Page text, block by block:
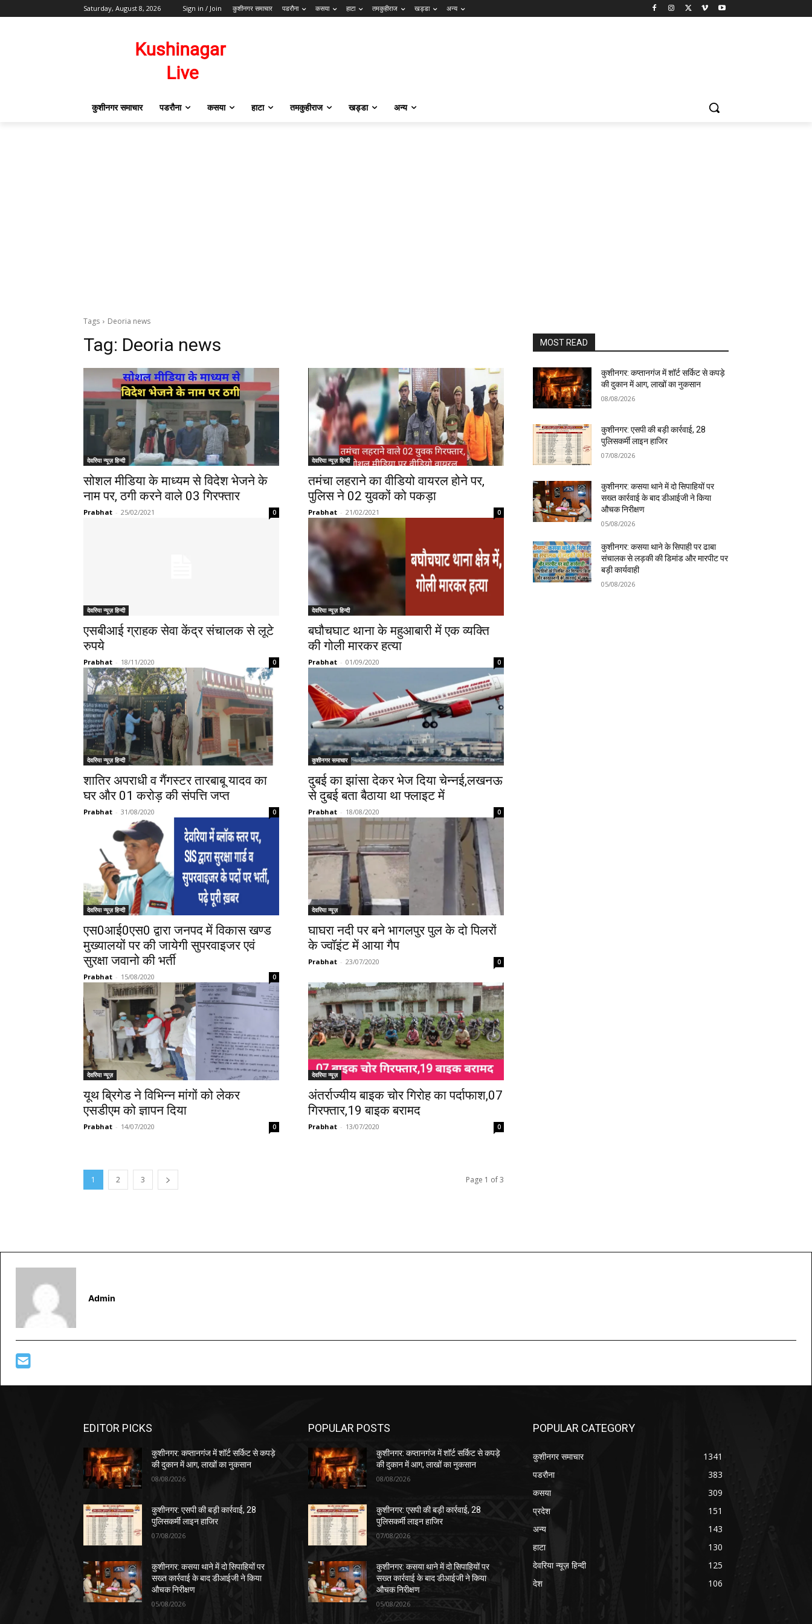
Saturday, August 8, 2026 Sign in / Join कुशीनगर समाचार पडरौना कसया हाटा तमकुहीराज खड्डा अन्य
कुशीनगर समाचार पडरौना कसया हाटा तमकुहीराज खड्डा अन्य
Tags Deoria news
Tag: Deoria news
देवरिया न्यूज़ हिन्दी
सोशल मीडिया के माध्यम से विदेश भेजने के
नाम पर, ठगी करने वाले 03 गिरफ्तार
Prabhat - 25/02/2021 0
देवरिया न्यूज़ हिन्दी
तमंचा लहराने का वीडियो वायरल होने पर,
पुलिस ने 02 युवकों को पकड़ा
Prabhat - 21/02/2021 0
देवरिया न्यूज़ हिन्दी
एसबीआई ग्राहक सेवा केंद्र संचालक से लूटे
रुपये
Prabhat - 18/11/2020 0
देवरिया न्यूज़ हिन्दी
बघौचघाट थाना के महुआबारी में एक व्यक्ति
की गोली मारकर हत्या
Prabhat - 01/09/2020 0
देवरिया न्यूज़ हिन्दी
शातिर अपराधी व गैंगस्टर तारबाबू यादव का
घर और 01 करोड़ की संपत्ति जप्त
Prabhat - 31/08/2020 0
कुशीनगर समाचार
दुबई का झांसा देकर भेज दिया चेन्नई,लखनऊ
से दुबई बता बैठाया था फ्लाइट में
Prabhat - 18/08/2020 0
देवरिया न्यूज़ हिन्दी
एस0आई0एस0 द्वारा जनपद में विकास खण्ड
मुख्यालयों पर की जायेगी सुपरवाइजर एवं
सुरक्षा जवानो की भर्ती
Prabhat - 15/08/2020 0
देवरिया न्यूज़
घाघरा नदी पर बने भागलपुर पुल के दो पिलरों
के ज्वॉइंट में आया गैप
Prabhat - 23/07/2020 0
देवरिया न्यूज़
यूथ ब्रिगेड ने विभिन्न मांगों को लेकर
एसडीएम को ज्ञापन दिया
Prabhat - 14/07/2020 0
देवरिया न्यूज़
अंतर्राज्यीय बाइक चोर गिरोह का पर्दाफाश,07
गिरफ्तार,19 बाइक बरामद
Prabhat - 13/07/2020 0
1 2 3 Page 1 of 3
MOST READ
कुशीनगर: कप्तानगंज में शॉर्ट सर्किट से कपड़े
की दुकान में आग, लाखों का नुकसान
08/08/2026
कुशीनगर: एसपी की बड़ी कार्रवाई, 28
पुलिसकर्मी लाइन हाजिर
07/08/2026
कुशीनगर: कसया थाने में दो सिपाहियों पर
सख्त कार्रवाई के बाद डीआईजी ने किया
औचक निरीक्षण
05/08/2026
कुशीनगर: कसया थाने के सिपाही पर ढाबा
संचालक से लड़की की डिमांड और मारपीट पर
बड़ी कार्यवाही
05/08/2026
Admin
EDITOR PICKS
कुशीनगर: कप्तानगंज में शॉर्ट सर्किट से कपड़े
की दुकान में आग, लाखों का नुकसान
08/08/2026
कुशीनगर: एसपी की बड़ी कार्रवाई, 28
पुलिसकर्मी लाइन हाजिर
07/08/2026
कुशीनगर: कसया थाने में दो सिपाहियों पर
सख्त कार्रवाई के बाद डीआईजी ने किया
औचक निरीक्षण
05/08/2026
POPULAR POSTS
कुशीनगर: कप्तानगंज में शॉर्ट सर्किट से कपड़े
की दुकान में आग, लाखों का नुकसान
08/08/2026
कुशीनगर: एसपी की बड़ी कार्रवाई, 28
पुलिसकर्मी लाइन हाजिर
07/08/2026
कुशीनगर: कसया थाने में दो सिपाहियों पर
सख्त कार्रवाई के बाद डीआईजी ने किया
औचक निरीक्षण
05/08/2026
POPULAR CATEGORY
कुशीनगर समाचार
1341
पडरौना
383
कसया
309
प्रदेश
151
अन्य
143
हाटा
130
देवरिया न्यूज़ हिन्दी
125
देश
106